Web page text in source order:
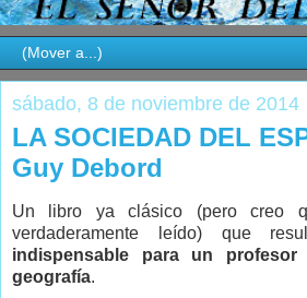
sábado, 8 de noviembre de 2014
LA SOCIEDAD DEL
Guy Debord
Un libro ya clásico (pero creo
verdaderamente leído) que
indispensable para un
geografía.